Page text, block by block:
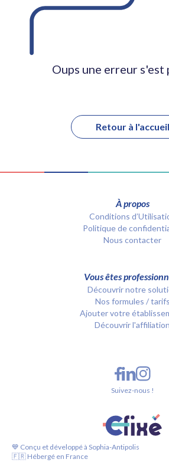
Oups une erreur
Retour à l'accueil
À propos
Conditions
Politique de
Nous contacter
Vous êtes
Découvrir notre
Nos formules / tarifs
Ajouter votre
Découvrir l'affiliation
💙 Conçu et développé à Sophia-Antipolis
🇫🇷 Hébergé en France
Suivez-nous !